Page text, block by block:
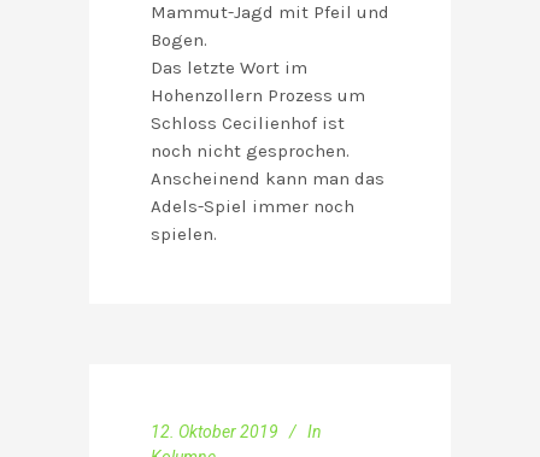
Mammut-Jagd mit Pfeil und
Bogen.
Das letzte Wort im
Hohenzollern Prozess um
Schloss Cecilienhof ist
noch nicht gesprochen.
Anscheinend kann man das
Adels-Spiel immer noch
spielen.
12. Oktober 2019
In